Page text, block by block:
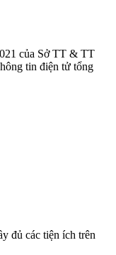
của Sở TT & TT
tin điện tử tổng
đủ các tiện ích trên